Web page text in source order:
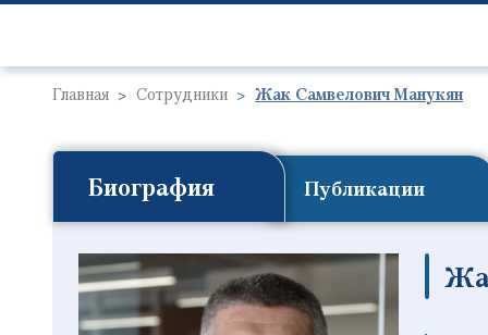
Главная Сотрудники Жак Самвелович Манукян
Биография Публикации